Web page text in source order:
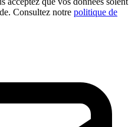
Consultez notre politique de